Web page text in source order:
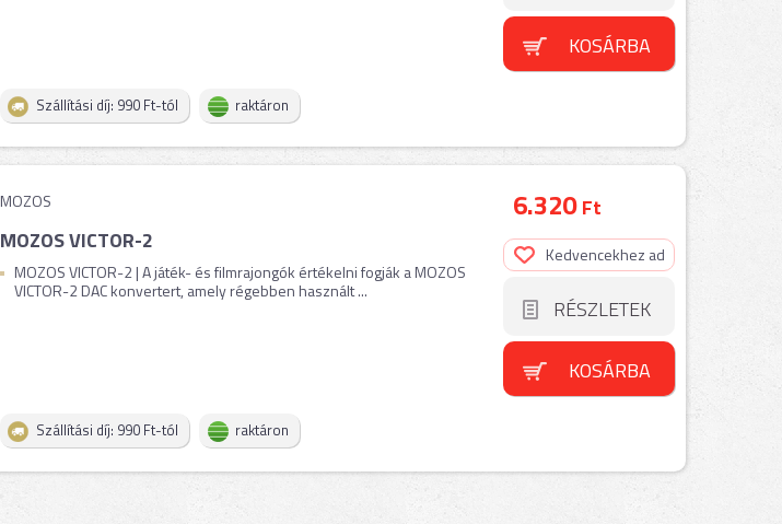
Szállítási díj: 990 Ft-tól raktáron
KOSÁRBA
MOZOS
MOZOS VICTOR-2
MOZOS VICTOR-2 | A játék- és filmrajongók értékelni fogják a MOZOS
VICTOR-2 DAC konvertert, amely régebben használt ...
Szállítási díj: 990 Ft-tól raktáron
6.320Ft
Kedvencekhez ad
RÉSZLETEK
KOSÁRBA